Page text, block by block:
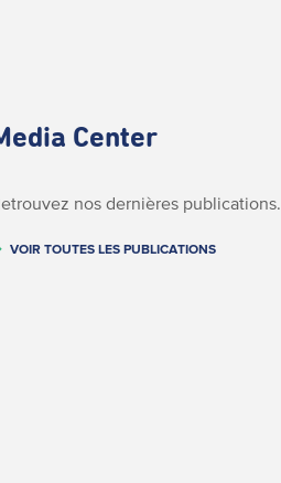
Center
nos dernières publications.
VOIR TOUTES LES PUBLICATIONS